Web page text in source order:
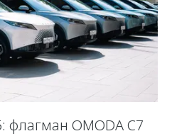
флагман OMODA C7